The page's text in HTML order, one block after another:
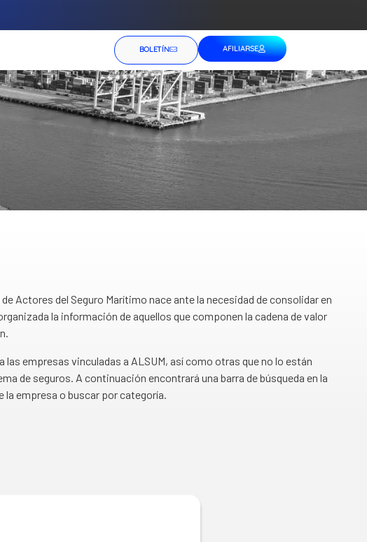
BOLETÍN AFILIARSE
Actores del Seguro Marítimo nace ante la necesidad de consolidar en
la información de aquellos que componen la cadena de valor
empresas vinculadas a ALSUM, así como otras que no lo están
de seguros. A continuación encontrará una barra de búsqueda en la
la empresa o buscar por categoría.